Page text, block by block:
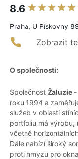
8.6
Praha, U Pískovny
Zobrazit
O společnosti:
Společnost Žaluzie
roku 1994 a
služeb v oblasti
portfoliu má výrobu,
včetně
Dále nabízí široký
proti hmyzu pro